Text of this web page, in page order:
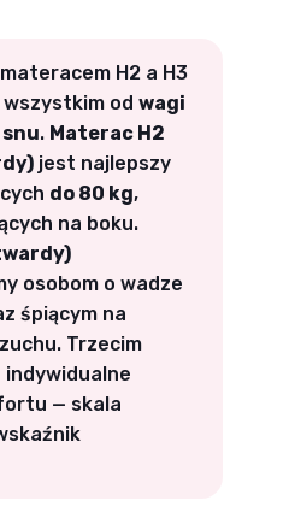
H2 a H3
od wagi
snu. Materac H2
jest najlepszy
do 80 kg,
na boku.
osobom o wadze
śpiącym na
Trzecim
— skala